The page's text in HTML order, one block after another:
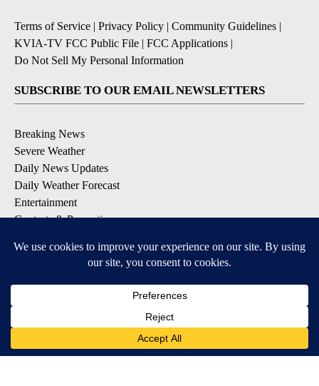
Terms of Service | Privacy Policy | Community Guidelines |
KVIA-TV FCC Public File | FCC Applications |
Do Not Sell My Personal Information
SUBSCRIBE TO OUR EMAIL NEWSLETTERS
Breaking News
Severe Weather
Daily News Updates
Daily Weather Forecast
Entertainment
Contests & Promotions
DOWNLOAD OUR APPS
Available for iOS and Android